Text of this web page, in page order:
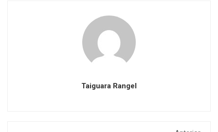
Taiguara Rangel